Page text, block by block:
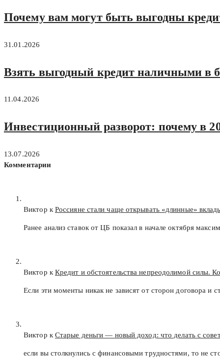
Почему вам могут быть выгодны
31.01.2026
Взять выгодный кредит наличными в
11.04.2026
Инвестиционный разворот: почему в
13.07.2026
Комментарии
Виктор кРоссияне стали чаще открывать «длинные»
Ранее анализ ставок от ЦБ показал в начале октября
Виктор кКредит и обстоятельства непреодолимой силы.
Если эти моменты никак не зависят от сторон договора и
Виктор кСтарые деньги — новый доход: что делать с
если вы столкнулись с финансовыми трудностями, то не